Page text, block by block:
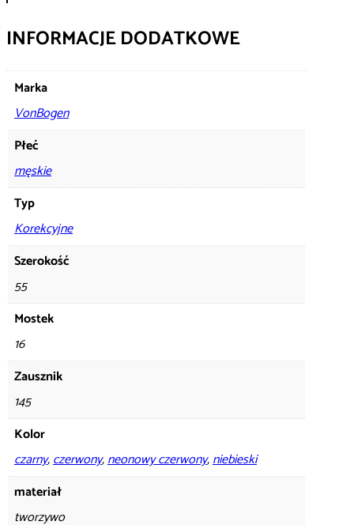
INFORMACJE DODATKOWE
Marka
VonBogen
Płeć
męskie
Typ
Korekcyjne
Szerokość
55
Mostek
16
Zausznik
145
Kolor
czarny,czerwony,neonowy czerwony,niebieski
materiał
tworzywo